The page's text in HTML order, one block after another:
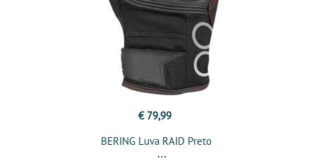
€ 79,99
BERING Luva RAID Preto